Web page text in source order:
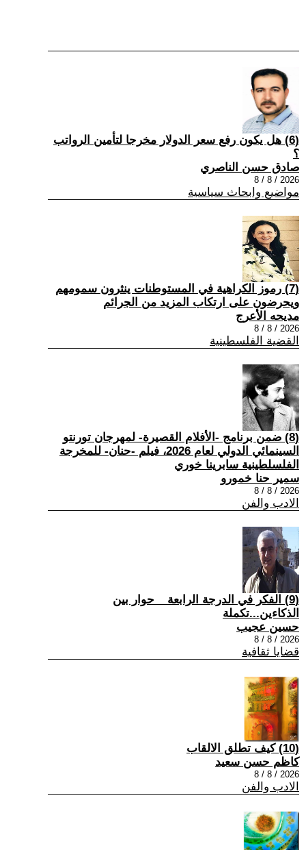
(6) هل يكون رفع سعر الدولار مخرجا لتأمين الرواتب
؟
صادق حسن الناصري
2026 / 8 / 8
مواضيع وابحاث سياسية
(7) رموز الكراهية في المستوطنات ينثرون سمومهم
ويحرضون على ارتكاب المزيد من الجرائم
مديحه الأعرج
2026 / 8 / 8
القضية الفلسطينية
(8) ضمن برنامج -الأفلام القصيرة- لمهرجان تورنتو
السينمائي الدولي لعام 2026، فيلم -حنان- للمخرجة
الفلسلطينية سابرينا خوري
سمير حنا خمورو
2026 / 8 / 8
الادب والفن
(9) الفكر في الدرجة الرابعة _ حوار بين
الذكاءين...تكملة
حسين عجيب
2026 / 8 / 8
قضايا ثقافية
(10) كيف تطلق الالقاب
كاظم حسن سعيد
2026 / 8 / 8
الادب والفن